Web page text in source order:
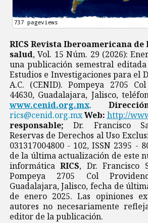
RICS Revista Iberoamericana de
salud, Vol. 15 Núm. 29 (2026):
una publicación semestral
Estudios e Investigaciones para el
A.C. (CENID). Pompeya 2705
44630, Guadalajara, Jalisco,
www.cenid.org.mx.
rics@cenid.org.mxWeb: http://
responsable; Dr. Francisco
Reservas de Derechos al Uso
031317004800 - 102, ISSN 2395 -
de la última actualización de este
informáticaRICS, Dr. Francisco
Pompeya 2705 Col
Guadalajara, Jalisco, fecha de
de enero 2025. Las opiniones
autores no necesariamente
editor de la publicación.